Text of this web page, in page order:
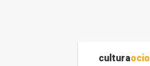
culturaocio